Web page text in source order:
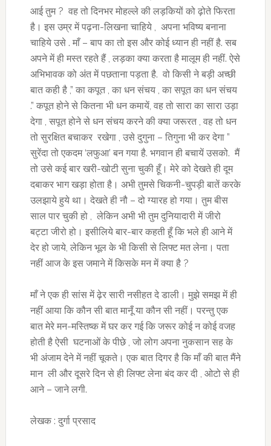
आई तुम ? वह तो दिनभर मोहल्ले की लड़कियों को ढ़ोते फिरता
है। इस उम्र में पढ़ना-लिखना चाहिये , अपना भविष्य बनाना
चाहिये उसे . माँ – बाप का तो इस और कोई ध्यान ही नहीं है. सब
अपने में ही मस्त रहते हैं , लड़का क्या करता है मालूम ही नहीं. ऐसे
अभिभावक को अंत में पछताना पड़ता है. वो किसी ने बड़ी अच्छी
बात कही है ,” का कपूत , का धन संचय , का सपूत का धन संचय
.” कपूत होने से कितना भी धन कमायें, वह तो सारा का सारा उड़ा
देगा , सपूत होने से धन संचय करने की क्या जरूरत , वह तो धन
तो सुरक्षित बचाकर रखेगा , उसे दुगुना – तिगुना भी कर देगा ”
सुरेंदा तो एकदम ‘लफुआ’ बन गया है. भगवान ही बचायें उसको. मैं
तो उसे कई बार खरी-खोटी सुना चुकी हूँ। मेरे को देखते ही दूम
दबाकर भाग खड़ा होता है। अभी तुमसे चिकनी-चुपड़ी बातें करके
उलझाये हुये था। देखते ही नौ – दो ग्यारह हो गया। तुम बीस
साल पार चुकी हो , लेकिन अभी भी तुम दुनियादारी में जीरो
बट्टा जीरो हो। इसीलिये बार-बार कहती हूँ कि भले ही आने में
देर हो जाये, लेकिन भूल के भी किसी से लिफ्ट मत लेना। पता
नहीं आज के इस जमाने में किसके मन में क्या है ?
माँ ने एक ही सांस में ढ़ेर सारी नसीहत दे डाली। मुझे समझ में ही
नहीं आया कि कौन सी बात मानूँ या कौन सी नहीं। परन्तु एक
बात मेरे मन-मस्तिष्क में घर कर गई कि जरूर कोई न कोई वजह
होती है ऐसी घटनाओं के पीछे , जो लोग अपना नुकसान सह के
भी अंजाम देने में नहीं चूकते। एक बात दिगर है कि माँ की बात मैंने
मान ली और दूसरे दिन से ही लिफ्ट लेना बंद कर दी , ओटो से ही
आने – जाने लगी.
लेखक : दुर्गा प्रसाद